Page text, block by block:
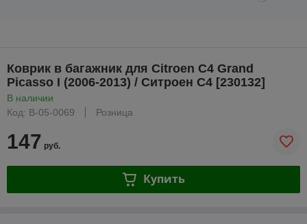
Коврик в багажник для Citroen C4 Grand
Picasso I (2006-2013) / Ситроен С4 [230132]
В наличии
Код: B-05-0069
Розница
147 руб.
Купить